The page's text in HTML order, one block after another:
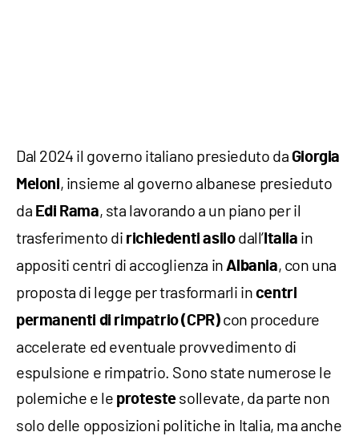
Dal 2024 il governo italiano presieduto da Giorgia
Meloni, insieme al governo albanese presieduto
da Edi Rama, sta lavorando a un piano per il
trasferimento di richiedenti asilodall’ Italia in
appositi centri di accoglienza in Albania, con una
proposta di legge per trasformarli in centri
permanenti di rimpatrio (CPR)con procedure
accelerate ed eventuale provvedimento di
espulsione e rimpatrio. Sono state numerose le
polemiche e le protestesollevate, da parte non
solo delle opposizioni politiche in Italia, ma anche